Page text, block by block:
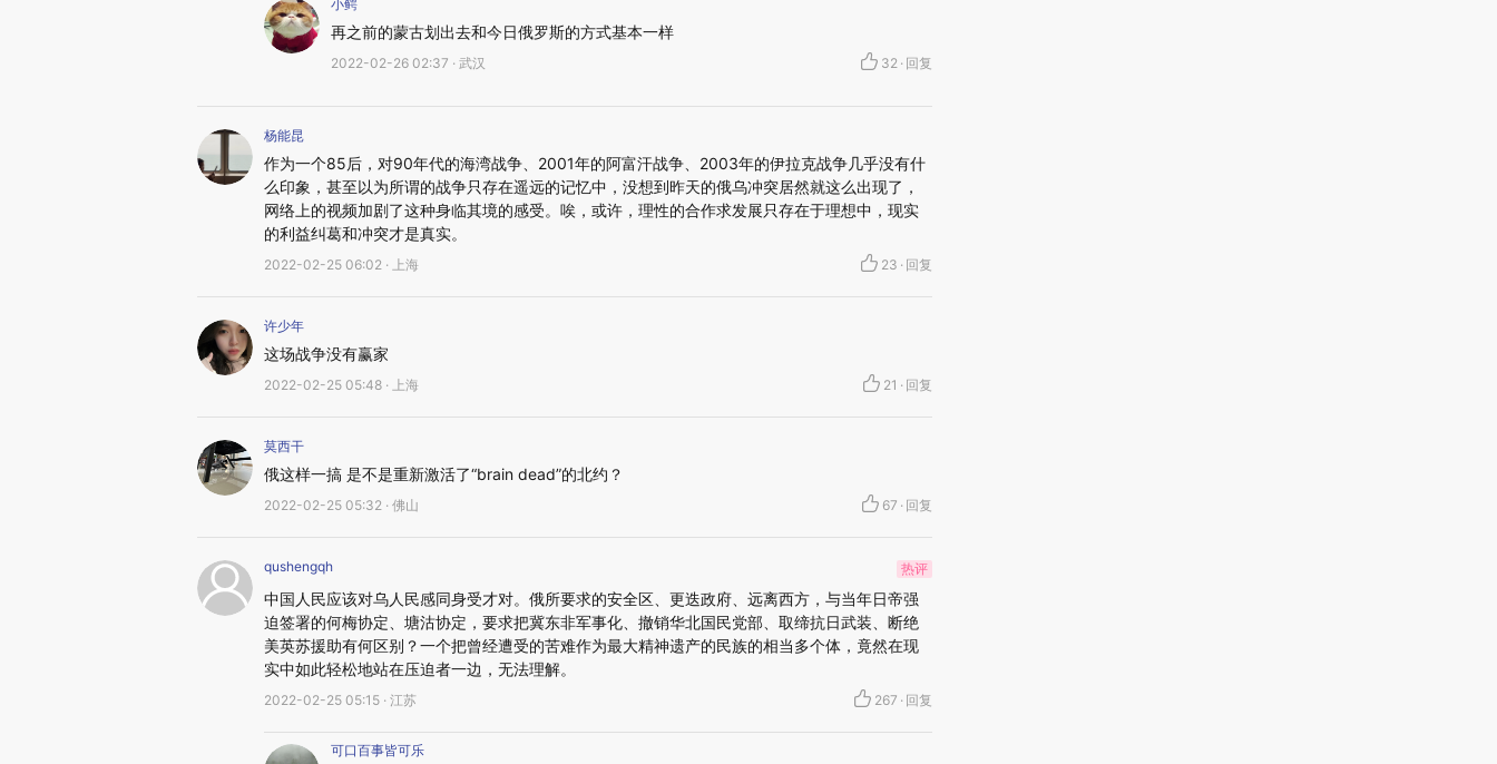
小鳄
再之前的蒙古划出去和今日俄罗斯的方式基本一样
2022-02-26 02:37 · 武汉 32 · 回复
杨能昆
作为一个85后，对90年代的海湾战争、2001年的阿富汗战争、2003年的伊拉克战争几乎没有什
么印象，甚至以为所谓的战争只存在遥远的记忆中，没想到昨天的俄乌冲突居然就这么出现了，
网络上的视频加剧了这种身临其境的感受。唉，或许，理性的合作求发展只存在于理想中，现实
的利益纠葛和冲突才是真实。
2022-02-25 06:02 · 上海 23 · 回复
许少年
这场战争没有赢家
2022-02-25 05:48 · 上海 21 · 回复
莫西干
俄这样一搞 是不是重新激活了“brain dead”的北约？
2022-02-25 05:32 · 佛山 67 · 回复
qushengqh 热评
中国人民应该对乌人民感同身受才对。俄所要求的安全区、更迭政府、远离西方，与当年日帝强
迫签署的何梅协定、塘沽协定，要求把冀东非军事化、撤销华北国民党部、取缔抗日武装、断绝
美英苏援助有何区别？一个把曾经遭受的苦难作为最大精神遗产的民族的相当多个体，竟然在现
实中如此轻松地站在压迫者一边，无法理解。
2022-02-25 05:15 · 江苏 267 · 回复
可口百事皆可乐